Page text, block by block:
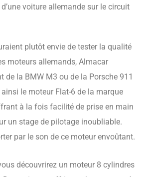
voiture allemande sur le circuit
plutôt envie de tester la qualité
moteurs allemands, Almacar
de la BMW M3 ou de la Porsche 911
ainsi le moteur Flat-6 de la marque
à la fois facilité de prise en main
un stage de pilotage inoubliable.
par le son de ce moteur envoûtant.
découvrirez un moteur 8 cylindres